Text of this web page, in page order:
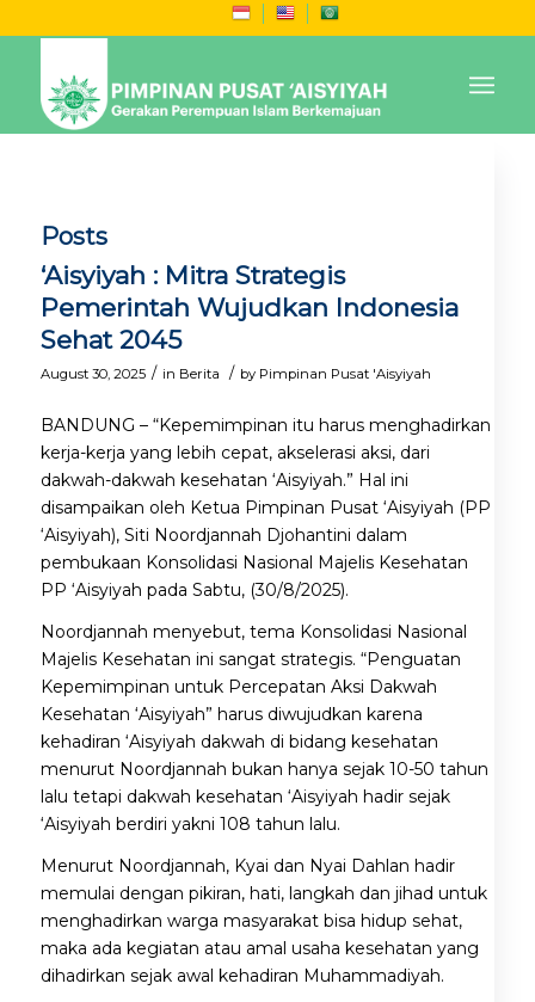
Posts
‘Aisyiyah : Mitra Strategis
Pemerintah Wujudkan Indonesia
Sehat 2045
August 30, 2025 / in Berita / by Pimpinan Pusat 'Aisyiyah
BANDUNG – “Kepemimpinan itu harus menghadirkan
kerja-kerja yang lebih cepat, akselerasi aksi, dari
dakwah-dakwah kesehatan ‘Aisyiyah.” Hal ini
disampaikan oleh Ketua Pimpinan Pusat ‘Aisyiyah (PP
‘Aisyiyah), Siti Noordjannah Djohantini dalam
pembukaan Konsolidasi Nasional Majelis Kesehatan
PP ‘Aisyiyah pada Sabtu, (30/8/2025).
Noordjannah menyebut, tema Konsolidasi Nasional
Majelis Kesehatan ini sangat strategis. “Penguatan
Kepemimpinan untuk Percepatan Aksi Dakwah
Kesehatan ‘Aisyiyah” harus diwujudkan karena
kehadiran ‘Aisyiyah dakwah di bidang kesehatan
menurut Noordjannah bukan hanya sejak 10-50 tahun
lalu tetapi dakwah kesehatan ‘Aisyiyah hadir sejak
‘Aisyiyah berdiri yakni 108 tahun lalu.
Menurut Noordjannah, Kyai dan Nyai Dahlan hadir
memulai dengan pikiran, hati, langkah dan jihad untuk
menghadirkan warga masyarakat bisa hidup sehat,
maka ada kegiatan atau amal usaha kesehatan yang
dihadirkan sejak awal kehadiran Muhammadiyah.